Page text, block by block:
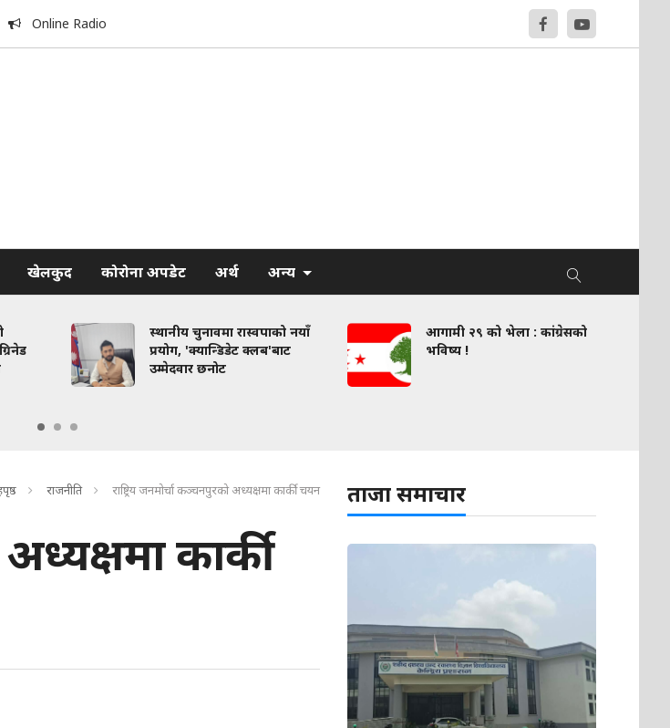
Online Radio
खेलकुद कोरोना अपडेट अर्थ अन्य
स्थानीय चुनावमा रास्वपाको नयाँ
प्रयोग, 'क्यान्डिडेट क्लब'बाट
उम्मेदवार छनोट
आगामी २९ को भेला : कांग्रेसको
भविष्य !
राजनीति राष्ट्रिय जनमोर्चा कञ्चनपुरको अध्यक्षमा कार्की चयन
कार्की
ताजा समाचार